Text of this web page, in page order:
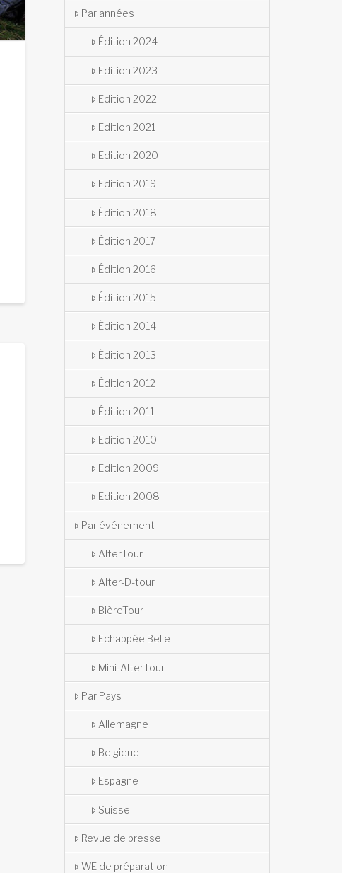
Par années
Édition 2024
Edition 2023
Edition 2022
Edition 2021
Edition 2020
Edition 2019
Édition 2018
Édition 2017
Édition 2016
Édition 2015
Édition 2014
Édition 2013
Édition 2012
Édition 2011
Edition 2010
Edition 2009
Edition 2008
Par événement
AlterTour
Alter-D-tour
BièreTour
Echappée Belle
Mini-AlterTour
Par Pays
Allemagne
Belgique
Espagne
Suisse
Revue de presse
WE de préparation